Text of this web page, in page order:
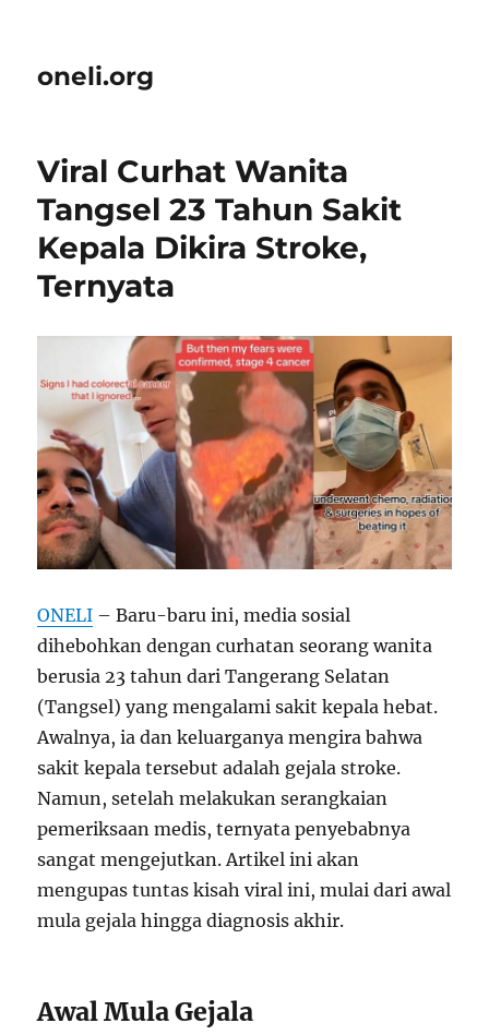
oneli.org
Viral Curhat Wanita
Tangsel 23 Tahun Sakit
Kepala Dikira Stroke,
Ternyata
ONELI – Baru-baru ini, media sosial
dihebohkan dengan curhatan seorang wanita
berusia 23 tahun dari Tangerang Selatan
(Tangsel) yang mengalami sakit kepala hebat.
Awalnya, ia dan keluarganya mengira bahwa
sakit kepala tersebut adalah gejala stroke.
Namun, setelah melakukan serangkaian
pemeriksaan medis, ternyata penyebabnya
sangat mengejutkan. Artikel ini akan
mengupas tuntas kisah viral ini, mulai dari awal
mula gejala hingga diagnosis akhir.
Awal Mula Gejala